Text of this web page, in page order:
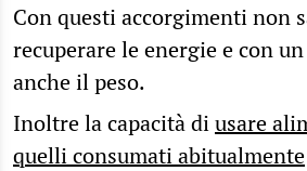
Con questi accorgimenti non
recuperare le energie e con
anche il peso.
Inoltre la capacità diusare
quelli consumati abitualmente